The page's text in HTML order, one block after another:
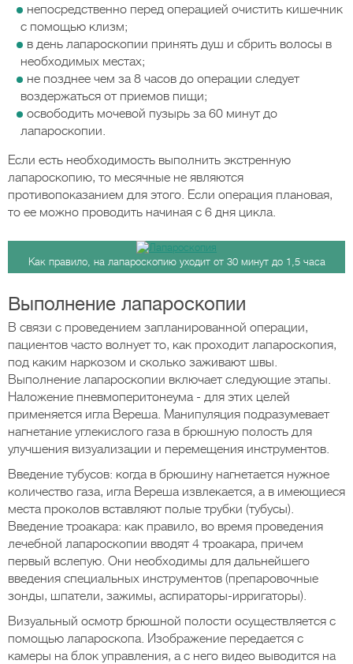
непосредственно перед операцией очистить кишечник
с помощью клизм;
в день лапароскопии принять душ и сбрить волосы в
необходимых местах;
не позднее чем за 8 часов до операции следует
воздержаться от приемов пищи;
освободить мочевой пузырь за 60 минут до
лапароскопии.
Если есть необходимость выполнить экстренную
лапароскопию, то месячные не являются
противопоказанием для этого. Если операция плановая,
то ее можно проводить начиная с 6 дня цикла.
Как правило, на лапароскопию уходит от 30 минут до 1,5 часа
Выполнение лапароскопии
В связи с проведением запланированной операции,
пациентов часто волнует то, как проходит лапароскопия,
под каким наркозом и сколько заживают швы.
Выполнение лапароскопии включает следующие этапы.
Наложение пневмоперитонеума - для этих целей
применяется игла Вереша. Манипуляция подразумевает
нагнетание углекислого газа в брюшную полость для
улучшения визуализации и перемещения инструментов.
Введение тубусов: когда в брюшину нагнетается нужное
количество газа, игла Вереша извлекается, а в имеющиеся
места проколов вставляют полые трубки (тубусы).
Введение троакара: как правило, во время проведения
лечебной лапароскопии вводят 4 троакара, причем
первый вслепую. Они необходимы для дальнейшего
введения специальных инструментов (препаровочные
зонды, шпатели, зажимы, аспираторы-ирригаторы).
Визуальный осмотр брюшной полости осуществляется с
помощью лапароскопа. Изображение передается с
камеры на блок управления, а с него видео выводится на